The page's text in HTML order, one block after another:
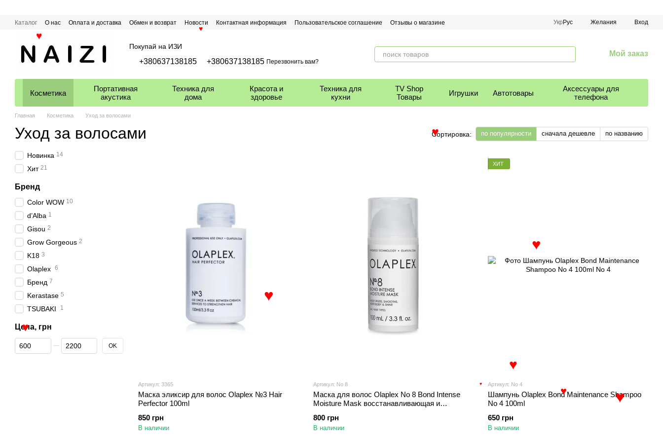
Каталог О нас Оплата и доставка Обмен и возврат Новости Контактная информация Пользовательское соглашение Отзывы о магазине Укр Рус Желания Вход
Покупай на ИЗИ
+380637138185 +380637138185 Перезвонить вам?
Мой заказ
Косметика
Портативная
акустика
Техника для
дома
Красота и
здоровье
Техника для
кухни
TV Shop
Товары
Игрушки Автотовары
Аксессуары для
телефона
Главная Косметика Уход за волосами
Уход за волосами Сортировка: по популярности сначала дешевле по названию
Артикул: 3365
Маска эликсир для волос Olaplex №3 Hair
Perfector 100ml
850 грн
В наличии
Артикул: No 8
Маска для волос Olaplex No 8 Bond Intense
Moisture Mask восстанавливающая и
800 грн
В наличии
ХИТ
Артикул: No 4
Шампунь Olaplex Bond Maintenance Shampoo
No 4 100ml
650 грн
В наличии
Новинка 14
Хит 21
Бренд
Color WOW 10
d’Alba 1
Gisou 2
Grow Gorgeous 2
K18 3
Olaplex 6
Бренд 7
Kerastase 5
TSUBAKI 1
Цена, грн
От Цена, грн
До Цена, грн OK
♥
♥
♥